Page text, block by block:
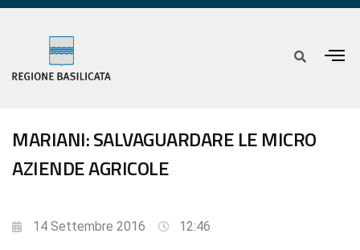
MARIANI: SALVAGUARDARE LE MICRO
AZIENDE AGRICOLE
14 Settembre 2016 12:46